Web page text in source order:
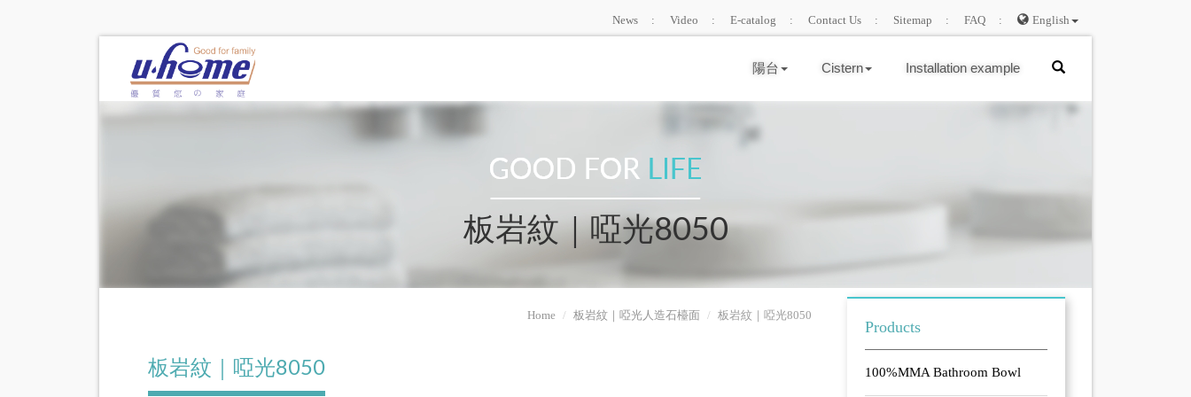
News Video E-catalog Contact Us Sitemap FAQ English
陽台 Cistern Installation example
板岩紋｜啞光8050
Home 板岩紋｜啞光人造石檯面 板岩紋｜啞光8050
板岩紋｜啞光8050
Products
100%MMA Bathroom Bowl